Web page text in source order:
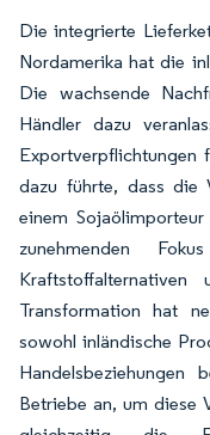
Die integrierte
Nordamerika hat die
Die wachsende
Händler dazu
Exportverpflichtungen
dazu führte, dass die
einem
zunehmenden
Transformation hat
sowohl inländische
Handelsbeziehungen
Betriebe an, um diese